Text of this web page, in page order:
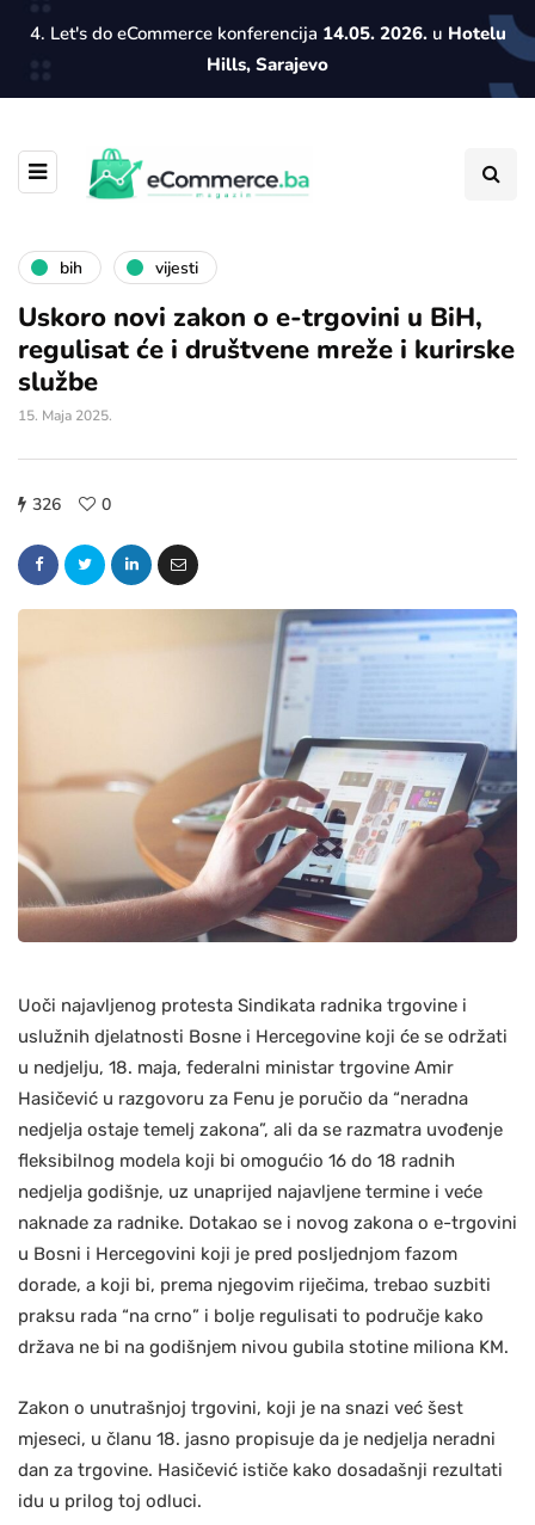
4. Let's do eCommerce konferencija 14.05. 2026.u Hotelu
Hills, Sarajevo
bih vijesti
Uskoro novi zakon o e-trgovini u BiH,
regulisat će i društvene mreže i kurirske
službe
15. Maja 2025.
326 0
Uoči najavljenog protesta Sindikata radnika trgovine i
uslužnih djelatnosti Bosne i Hercegovine koji će se održati
u nedjelju, 18. maja, federalni ministar trgovine Amir
Hasičević u razgovoru za Fenu je poručio da “neradna
nedjelja ostaje temelj zakona”, ali da se razmatra uvođenje
fleksibilnog modela koji bi omogućio 16 do 18 radnih
nedjelja godišnje, uz unaprijed najavljene termine i veće
naknade za radnike. Dotakao se i novog zakona o e-trgovini
u Bosni i Hercegovini koji je pred posljednjom fazom
dorade, a koji bi, prema njegovim riječima, trebao suzbiti
praksu rada “na crno” i bolje regulisati to područje kako
država ne bi na godišnjem nivou gubila stotine miliona KM.
Zakon o unutrašnjoj trgovini, koji je na snazi već šest
mjeseci, u članu 18. jasno propisuje da je nedjelja neradni
dan za trgovine. Hasičević ističe kako dosadašnji rezultati
idu u prilog toj odluci.